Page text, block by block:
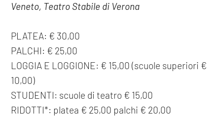
Veneto, Teatro Stabile di Verona
PLATEA: € 30,00
PALCHI: € 25,00
LOGGIA E LOGGIONE: € 15,00 (scuole superiori €
10,00)
STUDENTI: scuole di teatro € 15,00
RIDOTTI*: platea € 25,00 palchi € 20,00